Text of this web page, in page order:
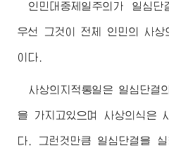
인민대중제일주의가 일심
우선 그것이 전체 인민의 사상
이다.
사상의지적통일은 일심단결
을 가지고있으며 사상의식은
다. 그런것만큼 일심단결을